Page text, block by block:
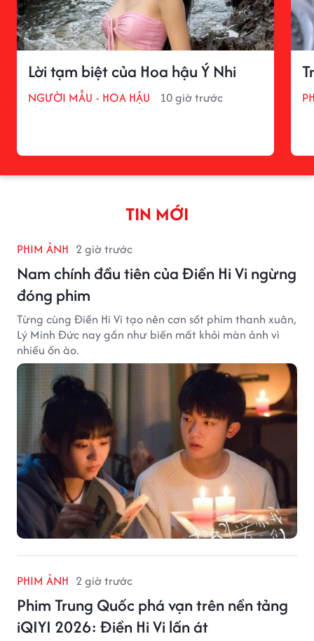
Lời tạm biệt của Hoa hậu Ý Nhi
NGƯỜI MẪU - HOA HẬU 10 giờ trước
TIN MỚI
PHIM ẢNH 2 giờ trước
Nam chính đầu tiên của Điền Hi Vi ngừng
đóng phim
Từng cùng Điền Hi Vi tạo nên cơn sốt phim thanh xuân,
Lý Minh Đức nay gần như biến mất khỏi màn ảnh vì
nhiều ồn ào.
PHIM ẢNH 2 giờ trước
Phim Trung Quốc phá vạn trên nền tảng
iQIYI 2026: Điền Hi Vi lấn át